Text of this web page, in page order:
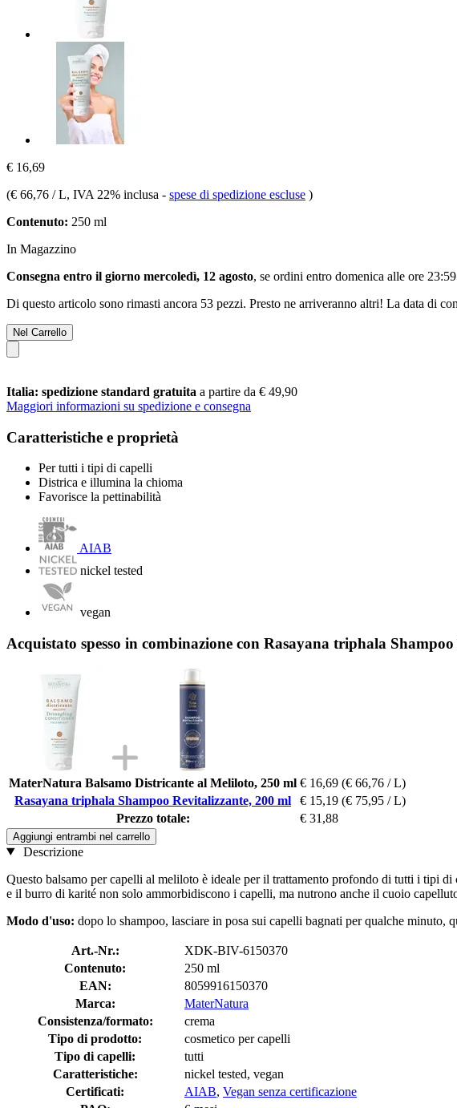
€ 16,69
(€ 66,76 / L, IVA 22% inclusa - spese di spedizione escluse )
Contenuto: 250 ml
In Magazzino
Consegna entro il giorno mercoledì, 12 agosto, se ordini entro domenica alle ore 23:59
Di questo articolo sono rimasti ancora 53 pezzi. Presto ne arriveranno altri! La data di
Nel Carrello
Italia: spedizione standard gratuita a partire da € 49,90
Maggiori informazioni su spedizione e consegna
Caratteristiche e proprietà
Per tutti i tipi di capelli
Districa e illumina la chioma
Favorisce la pettinabilità
AIAB
nickel tested
vegan
Acquistato spesso in combinazione con Rasayana triphala
MaterNatura Balsamo Districante al Meliloto, 250 ml € 16,69 (€ 66,76 / L)
Rasayana triphala Shampoo Revitalizzante, 200 ml
€ 15,19 (€ 75,95 / L)
Prezzo totale:
€ 31,88
Aggiungi entrambi nel carrello
Descrizione
Questo balsamo per capelli al meliloto è ideale per il trattamento profondo di tutti i tipi
e il burro di karité non solo ammorbidiscono i capelli, ma nutrono anche il cuoio
Modo d'uso: dopo lo shampoo, lasciare in posa sui capelli bagnati per qualche minuto,
Art.-Nr.:
XDK-BIV-6150370
Contenuto:
250 ml
EAN:
8059916150370
Marca:
MaterNatura
Consistenza/formato:
crema
Tipo di prodotto:
cosmetico per capelli
Tipo di capelli:
tutti
Caratteristiche:
nickel tested, vegan
Certificati:
AIAB, Vegan senza certificazione